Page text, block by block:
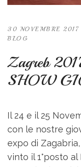
30 NOVEMBRE 2017
BLOG
Zagreb
SHOW
Il 24 e il 25
con le nostre
expo di
vinto il 1°posto